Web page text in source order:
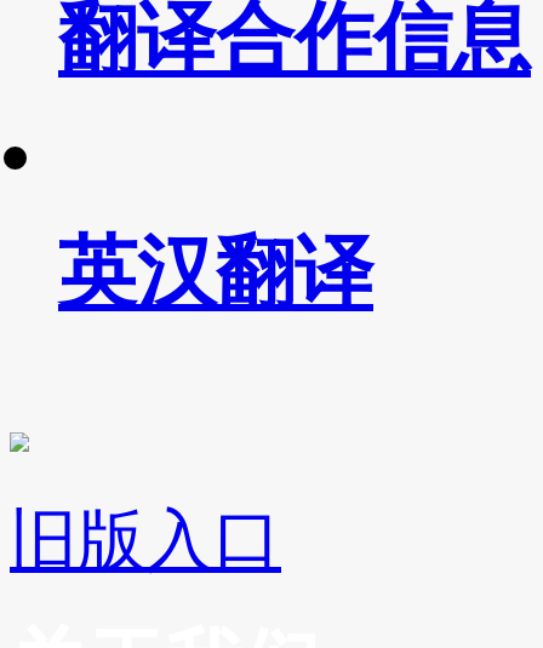
翻译合作信息
英汉翻译
旧版入口